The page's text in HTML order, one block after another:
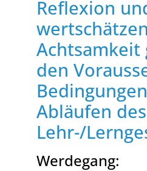
Reflexion
Achtsamkeit
den
Abläufen des
Lehr-/
Werdegang: